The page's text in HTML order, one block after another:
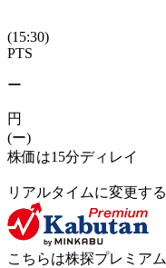
(15:30)
PTS
ー
円
(ー)
株価は15分ディレイ
リアルタイムに変更する
こちらは株探プレミアム